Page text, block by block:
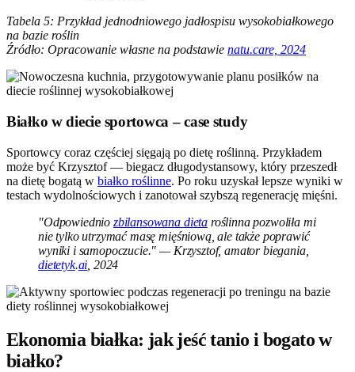
Tabela 5: Przykład jednodniowego jadłospisu wysokobiałkowego
na bazie roślin
Źródło: Opracowanie własne na podstawie natu.care, 2024
Białko w diecie sportowca – case study
Sportowcy coraz częściej sięgają po dietę roślinną. Przykładem
może być Krzysztof — biegacz długodystansowy, który przeszedł
na dietę bogatą w białko roślinne. Po roku uzyskał lepsze wyniki w
testach wydolnościowych i zanotował szybszą regenerację mięśni.
"Odpowiednio zbilansowana dieta roślinna pozwoliła mi
nie tylko utrzymać masę mięśniową, ale także poprawić
wyniki i samopoczucie." — Krzysztof, amator biegania,
dietetyk.ai , 2024
Ekonomia białka: jak jeść tanio i bogato w
białko?